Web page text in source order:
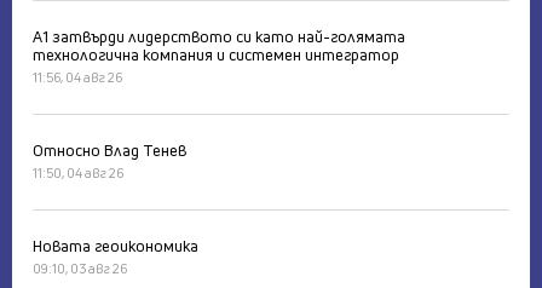
А1 затвърди лидерството си като най-голямата
технологична компания и системен интегратор
11:56, 04 авг 26
Относно Влад Тенев
11:50, 04 авг 26
Новата геоикономика
09:10, 03 авг 26